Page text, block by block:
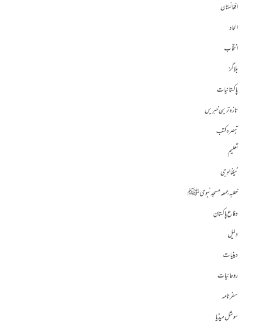
افغانستان
الحاد
انتخاب
بلاگز
پاکستانیات
تازہ ترین خبریں
تبصرہ کتب
تعلیم
ٹیکنالوجی
خطبہ جمعہ مسجد نبوی ﷺ
دفاع پاکستان
دلیل
دینیات
روحانیات
سفرنامہ
سوشل میڈیا